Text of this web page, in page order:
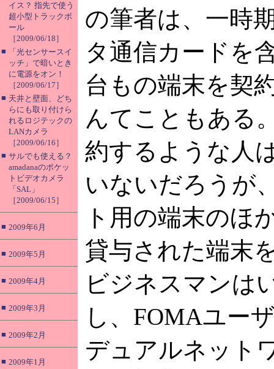
イス？ 指先で使う
超小型トラックボ
ール
［2009/06/18］
■
「光センサースイ
ッチ」で暗いとき
に電源をオン！
［2009/06/17］
■ 天井と壁面、どち
らにも取り付けら
れるロジテックの
LANカメラ
［2009/06/16］
■ サルでも使える？
amadanaのポケッ
トビデオカメラ
「SAL」
［2009/06/15］
■ 2009年6月
■ 2009年5月
■ 2009年4月
■ 2009年3月
■ 2009年2月
■ 2009年1月
の筆者は、一時
タ通信カードを
台もの端末を契
んてこともある
約するような人
いないだろうが
ト用の端末のほ
貸与された端末
ビジネスマンは
し、FOMAユー
デュアルネット